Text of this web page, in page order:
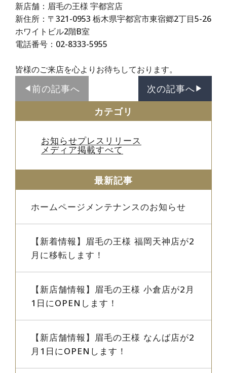
新店舗：眉毛の王様 宇都宮店
新住所：〒321-0953 栃木県宇都宮市東宿郷2丁目5-26
ホワイトビル2階B室
電話番号：02-8333-5955
皆様のご来店を心よりお待ちしております。
◀︎ 前の記事へ 次の記事へ ▶︎
カテゴリ
お知らせプレスリリース
メディア掲載すべて
最新記事
ホームページメンテナンスのお知らせ
【新着情報】眉毛の王様 福岡天神店が2
月に移転します！
【新店舗情報】眉毛の王様 小倉店が2月
1日にOPENします！
【新店舗情報】眉毛の王様 なんば店が2
月1日にOPENします！